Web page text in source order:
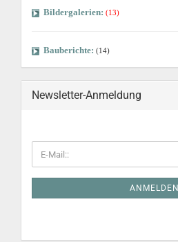
Bildergalerien: (13)
Bauberichte: (14)
Newsletter-Anmeldung
ANMELDEN